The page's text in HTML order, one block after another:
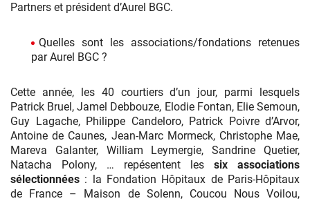
Partners et président d’Aurel BGC.
Quelles sont les associations/fondations retenues
par Aurel BGC ?
Cette année, les 40 courtiers d’un jour, parmi lesquels
Patrick Bruel, Jamel Debbouze, Elodie Fontan, Elie Semoun,
Guy Lagache, Philippe Candeloro, Patrick Poivre d’Arvor,
Antoine de Caunes, Jean-Marc Mormeck, Christophe Mae,
Mareva Galanter, William Leymergie, Sandrine Quetier,
Natacha Polony, … repésentent les six associations
sélectionnées : la Fondation Hôpitaux de Paris-Hôpitaux
de France – Maison de Solenn, Coucou Nous Voilou,